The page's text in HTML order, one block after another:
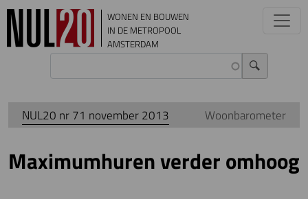
Overslaan en naar de inhoud gaan
WONEN EN BOUWEN
IN DE METROPOOL
AMSTERDAM
NUL20 nr 71 november 2013 Woonbarometer
Maximumhuren verder omhoog